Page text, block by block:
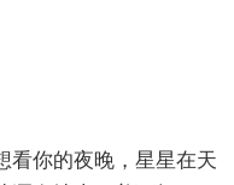
看你的夜晚，星星在天